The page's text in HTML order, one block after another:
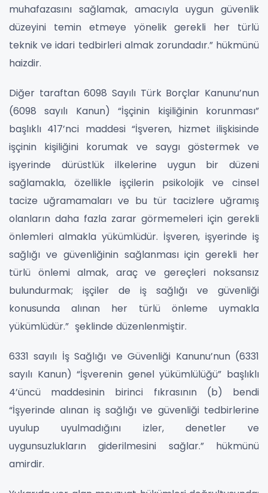
muhafazasını sağlamak, amacıyla uygun güvenlik
düzeyini temin etmeye yönelik gerekli her türlü
teknik ve idari tedbirleri almak zorundadır.” hükmünü
haizdir.
Diğer taraftan 6098 Sayılı Türk Borçlar Kanunu’nun
(6098 sayılı Kanun) “İşçinin kişiliğinin korunması”
başlıklı 417’nci maddesi “İşveren, hizmet ilişkisinde
işçinin kişiliğini korumak ve saygı göstermek ve
işyerinde dürüstlük ilkelerine uygun bir düzeni
sağlamakla, özellikle işçilerin psikolojik ve cinsel
tacize uğramamaları ve bu tür tacizlere uğramış
olanların daha fazla zarar görmemeleri için gerekli
önlemleri almakla yükümlüdür. İşveren, işyerinde iş
sağlığı ve güvenliğinin sağlanması için gerekli her
türlü önlemi almak, araç ve gereçleri noksansız
bulundurmak; işçiler de iş sağlığı ve güvenliği
konusunda alınan her türlü önleme uymakla
yükümlüdür.” şeklinde düzenlenmiştir.
6331 sayılı İş Sağlığı ve Güvenliği Kanunu’nun (6331
sayılı Kanun) “İşverenin genel yükümlülüğü” başlıklı
4’üncü maddesinin birinci fıkrasının (b) bendi
“İşyerinde alınan iş sağlığı ve güvenliği tedbirlerine
uyulup uyulmadığını izler, denetler ve
uygunsuzlukların giderilmesini sağlar.” hükmünü
amirdir.